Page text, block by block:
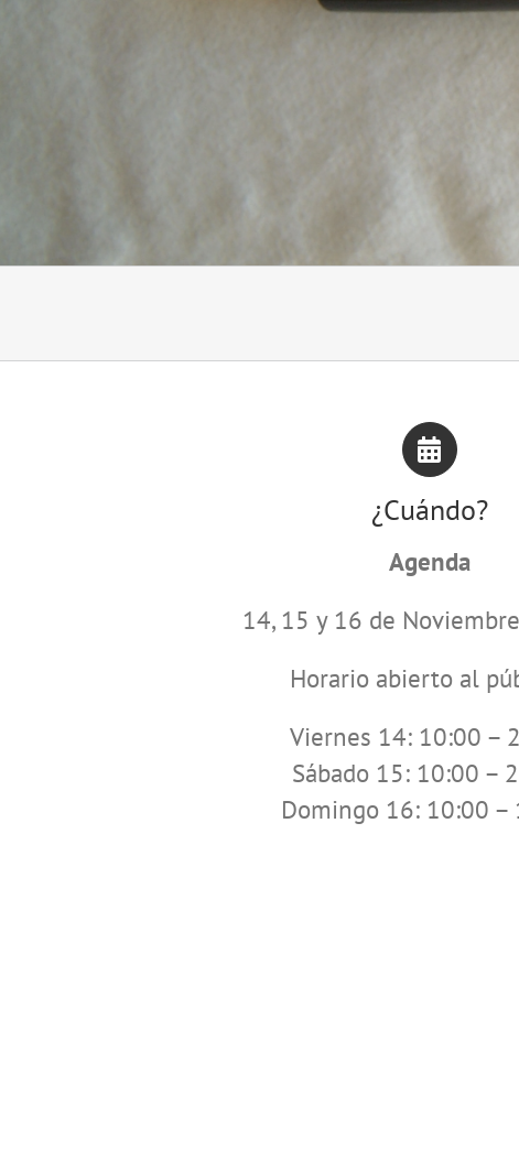
¿Cuándo?
Agenda
14, 15 y 16 de
Horario abierto al
Viernes 14: 10:00 –
Sábado 15: 10:00 –
Domingo 16: 10:00 –